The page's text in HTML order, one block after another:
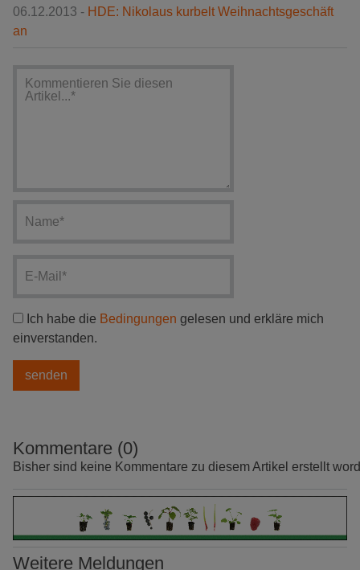
06.12.2013 - HDE: Nikolaus kurbelt Weihnachtsgeschäft
an
Ich habe die Bedingungen gelesen und erkläre mich
einverstanden.
Kommentare (0)
Bisher sind keine Kommentare zu diesem Artikel erstellt
Weitere Meldungen